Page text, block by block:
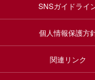
SNSガイドライ
個人情報保護方
関連リンク